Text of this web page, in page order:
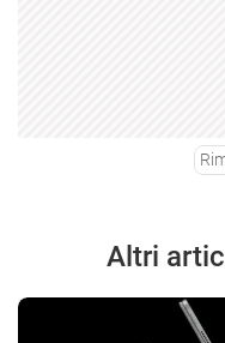
Altri